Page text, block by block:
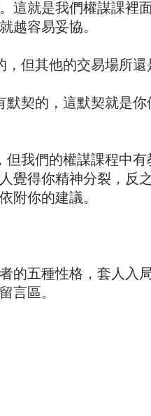
這就是我們權謀課裡
越容易妥協。
但其他的交易場所還
契的，這默契就是
我們的權謀課程中
覺得你精神分裂，反
附你的建議。
的五種性格，套人入
言區。